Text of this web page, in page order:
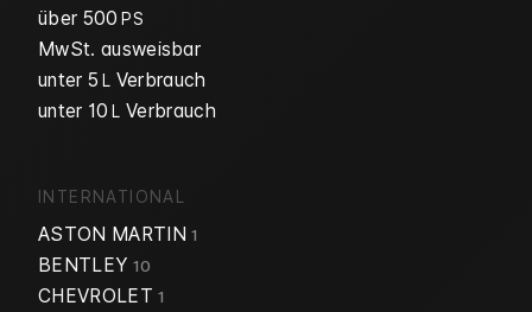
über 500 PS
MwSt. ausweisbar
unter 5 L Verbrauch
unter 10 L Verbrauch
INTERNATIONAL
ASTON MARTIN1
BENTLEY 10
CHEVROLET1